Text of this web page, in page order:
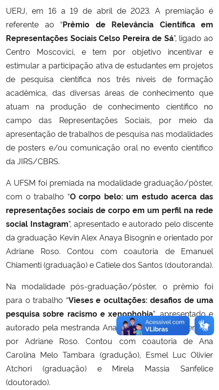
Gabinete de Segurança Institucional
Advocacia-Geral da União
Planalto
UERJ, em 16 a 19 de abril de 2023. A premiação é
referente ao “Prêmio de Relevância Científica em
Representações Sociais Celso Pereira de Sá”, ligado ao
Centro Moscovici, e tem por objetivo incentivar e
estimular a participação ativa de estudantes em projetos
de pesquisa científica nos três níveis de formação
acadêmica, das diversas áreas de conhecimento que
atuam na produção de conhecimento científico no
campo das Representações Sociais, por meio da
apresentação de trabalhos de pesquisa nas modalidades
de posters e/ou comunicação oral no evento científico
da JIRS/CBRS.
A UFSM foi premiada na modalidade graduação/pôster,
com o trabalho “O corpo belo: um estudo acerca das
representações sociais de corpo em um perfil na rede
social Instagram”, apresentado e autorado pelo discente
da graduação Kevin Alex Anaya Bisognin e orientado por
Adriane Roso. Contou com coautoria de Emanuel
Chiamenti (graduação) e Catiele dos Santos (doutoranda).
Na modalidade pós-graduação/pôster, o prêmio foi
para o trabalho “Vieses e ocultações: desafios de uma
pesquisa sobre racismo e xenophobia”, apresentado e
autorado pela mestranda Ana Júlia Vicentini e orientado
por Adriane Roso. Contou com coautoria de Ana
Carolina Melo Tambara (gradução), Esmel Luc Olivier
Atchori (graduação) e Mirela Massia Sanfelice
(doutorado).